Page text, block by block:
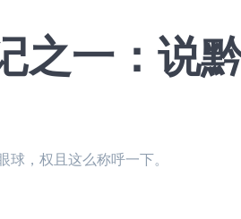
之一：说
，权且这么称呼一下。